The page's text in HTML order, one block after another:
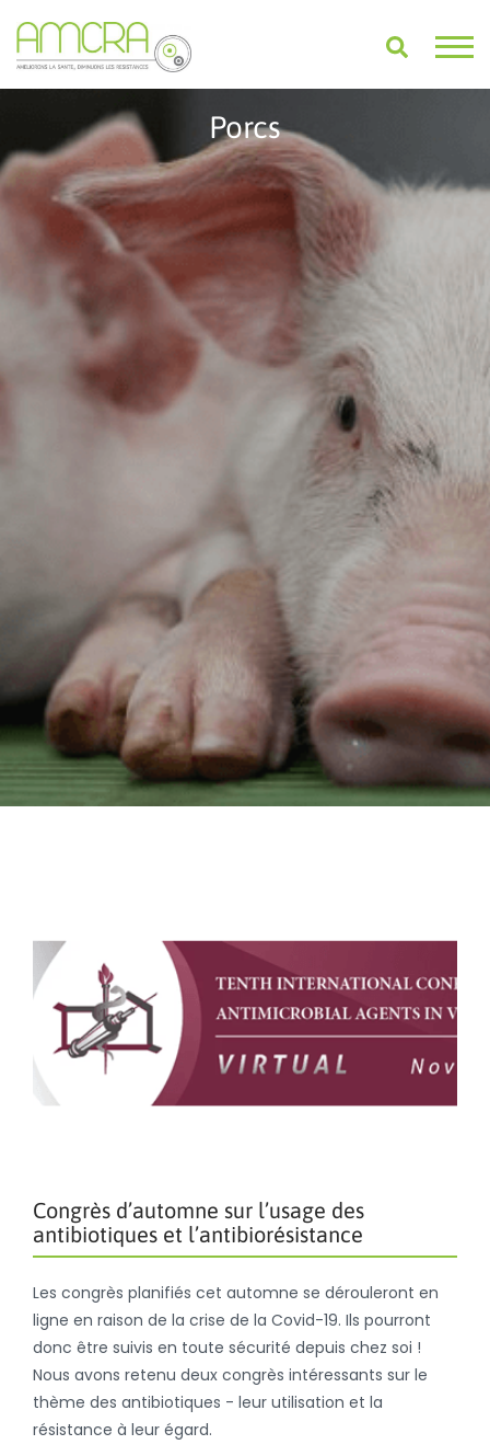
Porcs
Congrès d’automne sur l’usage des
antibiotiques et l’antibiorésistance
Les congrès planifiés cet automne se dérouleront en
ligne en raison de la crise de la Covid-19. Ils pourront
donc être suivis en toute sécurité depuis chez soi !
Nous avons retenu deux congrès intéressants sur le
thème des antibiotiques - leur utilisation et la
résistance à leur égard.